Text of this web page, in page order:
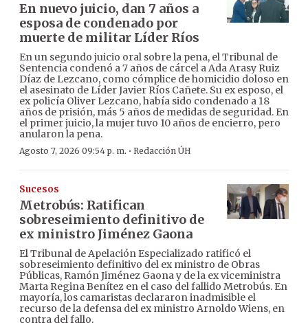
En nuevo juicio, dan 7 años a
esposa de condenado por
muerte de militar Líder Ríos
En un segundo juicio oral sobre la pena, el Tribunal de
Sentencia condenó a 7 años de cárcel a Ada Arasy Ruiz
Díaz de Lezcano, como cómplice de homicidio doloso en
el asesinato de Líder Javier Ríos Cañete. Su ex esposo, el
ex policía Oliver Lezcano, había sido condenado a 18
años de prisión, más 5 años de medidas de seguridad. En
el primer juicio, la mujer tuvo 10 años de encierro, pero
anularon la pena.
Agosto 7, 2026 09:54 p. m. · Redacción ÚH
Sucesos
Metrobús: Ratifican
sobreseimiento definitivo de
ex ministro Jiménez Gaona
El Tribunal de Apelación Especializado ratificó el
sobreseimiento definitivo del ex ministro de Obras
Públicas, Ramón Jiménez Gaona y de la ex viceministra
Marta Regina Benítez en el caso del fallido Metrobús. En
mayoría, los camaristas declararon inadmisible el
recurso de la defensa del ex ministro Arnoldo Wiens, en
contra del fallo.